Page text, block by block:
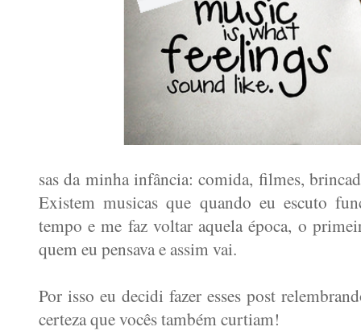
sas da minha infância: comida, filmes,
Existem musicas que quando eu escuto
tempo e me faz voltar aquela época, o
quem eu pensava e assim vai.
Por isso eu decidi fazer esses post
certeza que vocês também curtiam!